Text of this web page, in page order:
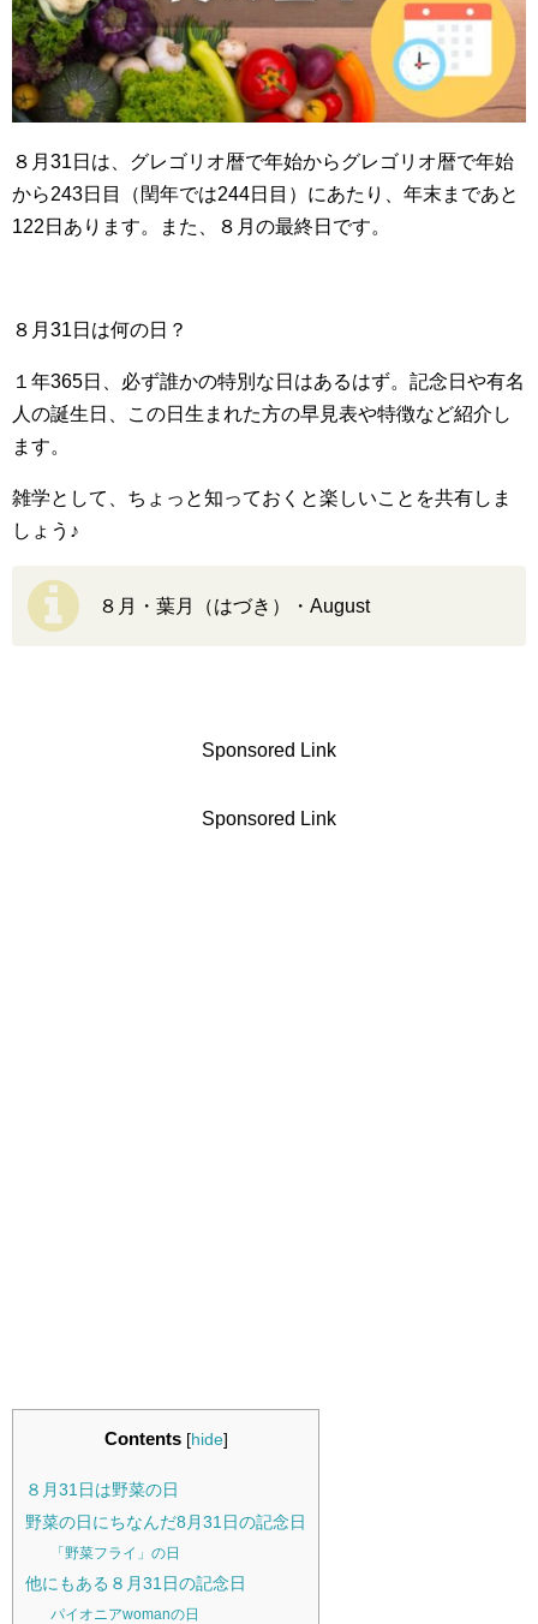
８月31日は、グレゴリオ暦で年始からグレゴリオ暦で年始
から243日目（閏年では244日目）にあたり、年末まであと
122日あります。また、８月の最終日です。
８月31日は何の日？
１年365日、必ず誰かの特別な日はあるはず。記念日や有名
人の誕生日、この日生まれた方の早見表や特徴など紹介し
ます。
雑学として、ちょっと知っておくと楽しいことを共有しま
しょう♪
８月・葉月（はづき）・August
Sponsored Link
Sponsored Link
Contents [hide]
８月31日は野菜の日
野菜の日にちなんだ8月31日の記念日
「野菜フライ」の日
他にもある８月31日の記念日
パイオニアwomanの日